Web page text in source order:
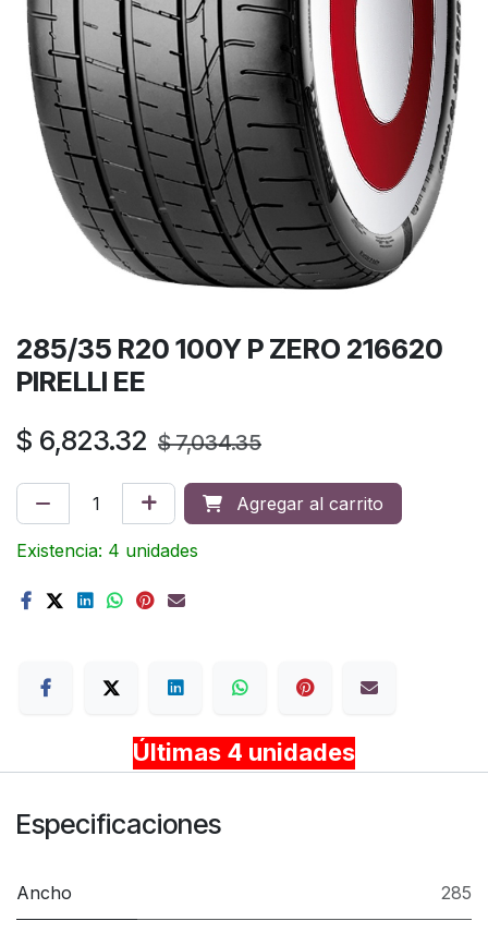
285/35 R20 100Y P ZERO 216620
PIRELLI EE
$ 6,823.32 $7,034.35
Agregar al carrito
Existencia: 4 unidades
Últimas 4 unidades
Especificaciones
Ancho 285